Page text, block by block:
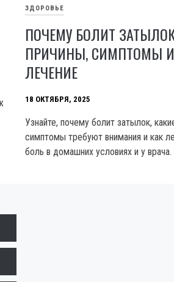
ЗДОРОВЬЕ
ПОЧЕМУ БОЛИТ
ПРИЧИНЫ, СИМПТОМЫ И
ЛЕЧЕНИЕ
18 ОКТЯБРЯ, 2025
Узнайте, почему болит затылок,
симптомы требуют внимания и как
боль в домашних условиях и у врача.